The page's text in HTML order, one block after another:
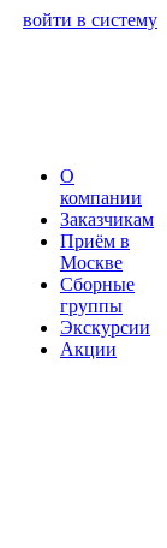
войти в систему
О
компании
Заказчикам
Приём в
Москве
Сборные
группы
Экскурсии
Акции